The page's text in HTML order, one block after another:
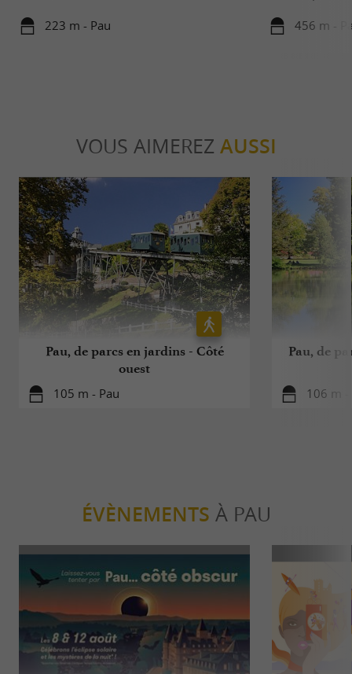
223 m - Pau 456 m -
VOUS AIMEREZ AUSSI
Pau, de parcs en jardins - Côté
ouest
105 m - Pau
Pau, de
106 m -
ÉVÈNEMENTS À PAU